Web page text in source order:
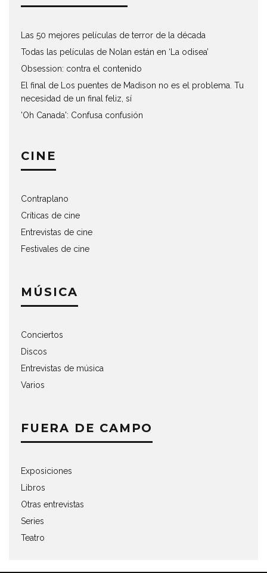
Las 50 mejores películas de terror de la década
Todas las películas de Nolan están en ‘La odisea’
Obsession: contra el contenido
El final de Los puentes de Madison no es el problema. Tu
necesidad de un final feliz, sí
'Oh Canada': Confusa confusión
CINE
Contraplano
Críticas de cine
Entrevistas de cine
Festivales de cine
MÚSICA
Conciertos
Discos
Entrevistas de música
Varios
FUERA DE CAMPO
Exposiciones
Libros
Otras entrevistas
Series
Teatro